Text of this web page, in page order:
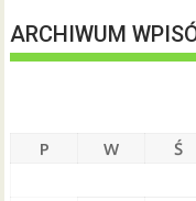
ARCHIWUM
P W Ś